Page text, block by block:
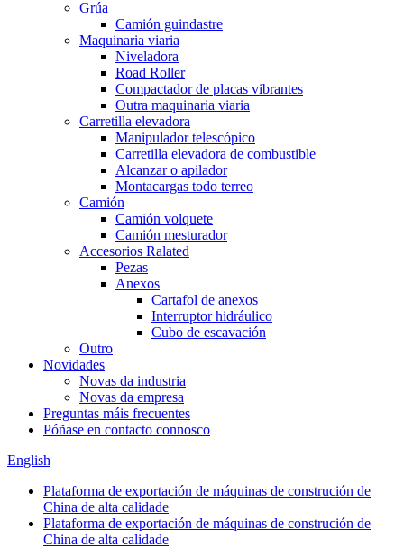
Grúa
Camión guindastre
Maquinaria viaria
Niveladora
Road Roller
Compactador de placas vibrantes
Outra maquinaria viaria
Carretilla elevadora
Manipulador telescópico
Carretilla elevadora de combustible
Alcanzar o apilador
Montacargas todo terreo
Camión
Camión volquete
Camión mesturador
Accesorios Ralated
Pezas
Anexos
Cartafol de anexos
Interruptor hidráulico
Cubo de escavación
Outro
Novidades
Novas da industria
Novas da empresa
Preguntas máis frecuentes
Póñase en contacto connosco
English
Plataforma de exportación de máquinas de construción de
China de alta calidade
Plataforma de exportación de máquinas de construción de
China de alta calidade